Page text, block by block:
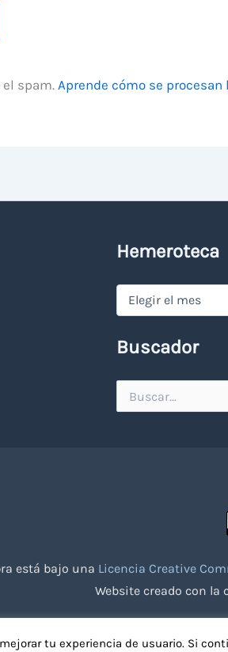
spam. Aprende cómo se
Hemeroteca
Hemeroteca
Buscador
por:
está bajo una Licencia Creative
Website creado con
tu experiencia de usuario. Si